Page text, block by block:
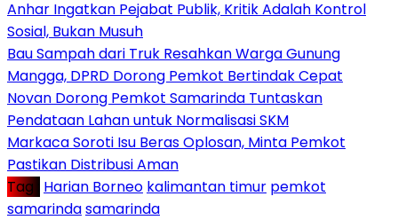
Anhar Ingatkan Pejabat Publik, Kritik Adalah Kontrol
Sosial, Bukan Musuh
Bau Sampah dari Truk Resahkan Warga Gunung
Mangga, DPRD Dorong Pemkot Bertindak Cepat
Novan Dorong Pemkot Samarinda Tuntaskan
Pendataan Lahan untuk Normalisasi SKM
Markaca Soroti Isu Beras Oplosan, Minta Pemkot
Pastikan Distribusi Aman
Tag : Harian Borneo kalimantan timur pemkot
samarindasamarinda